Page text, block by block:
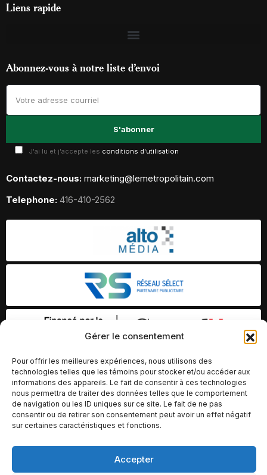
Gérer le consentement
Pour offrir les meilleures expériences, nous utilisons des
technologies telles que les témoins pour stocker et/ou accéder aux
informations des appareils. Le fait de consentir à ces technologies
nous permettra de traiter des données telles que le comportement
de navigation ou les ID uniques sur ce site. Le fait de ne pas
consentir ou de retirer son consentement peut avoir un effet négatif
sur certaines caractéristiques et fonctions.
Accepter
Liens rapide
Abonnez-vous à notre liste d’envoi
J'ai lu et j'accepte les conditions d'utilisation
Contactez-nous: marketing@lemetropolitain.com
Telephone: 416-410-2562
© Copyright 2026 – Altomédia Inc |